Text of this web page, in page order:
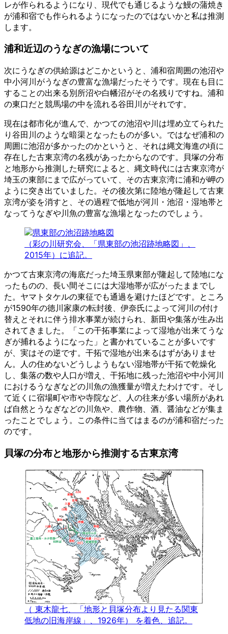
レが作られるようになり、現代でも通じるような鰻の蒲焼き
が浦和宿でも作られるようになったのではないかと私は推測
します。
浦和近辺のうなぎの漁場について
次にうなぎの供給源はどこかというと、浦和宿周囲の池沼や
中小河川がうなぎの豊富な漁場だったそうです。現在も目に
することの出来る別所沼や白幡沼がその名残りですね。浦和
の東口だと競馬場の中を流れる谷田川がそれです。
現在は都市化が進んで、かつての池沼や川は埋め立てられた
り谷田川のような暗渠となったものが多い。ではなぜ浦和の
周囲に池沼が多かったのかというと、それは縄文海進の頃に
存在した古東京湾の名残があったからなのです。貝塚の分布
と地形から推測した研究によると、縄文時代には古東京湾が
埼玉の東部にまで広がっていて、その古東京湾に浦和が岬の
ように突き出ていました。その後次第に陸地が隆起して古東
京湾が姿を消すと、その過程で低地が河川・池沼・湿地帯と
なってうなぎや川魚の豊富な漁場となったのでしょう。
（彩の川研究会、「県東部の池沼跡地略図」、
2015年）に追記。
かつて古東京湾の海底だった埼玉県東部が隆起して陸地にな
ったものの、長い間そこには大湿地帯が広がったままでし
た。ヤマトタケルの東征でも通過を避けたほどです。ところ
が1590年の徳川家康の転封後、伊奈氏によって河川の付け
替えとそれに伴う排水事業が続けられ、新田や集落が生み出
されてきました。「この干拓事業によって湿地が出来てうな
ぎが捕れるようになった」と書かれていることが多いです
が、実はその逆です。干拓で湿地が出来るはずがありませ
ん。人の住めないどうしようもない湿地帯が干拓で乾燥化
し、集落の数や人口が増え、干拓地に残った池沼や中小河川
におけるうなぎなどの川魚の漁獲量が増えたわけです。そし
て近くに宿場町や市や寺院など、人の往来が多い場所があれ
ば自然とうなぎなどの川魚や、農作物、酒、醤油などが集ま
ったことでしょう。この条件に当てはまるのが浦和宿だった
のです。
貝塚の分布と地形から推測する古東京湾
（ 東木龍七、「地形と貝塚分布より見たる関東
低地の旧海岸線」、1926年） を着色、追記。